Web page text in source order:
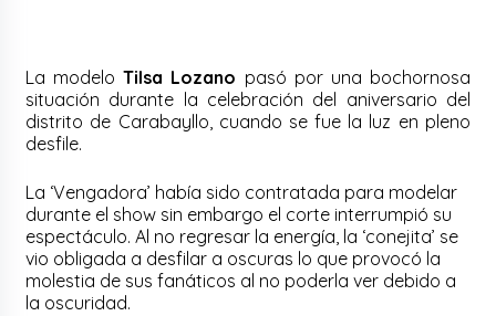
La modeloTilsa Lozano pasó por una bochornosa
situación durante la celebración del aniversario del
distrito de Carabayllo, cuando se fue la luz en pleno
desfile.
La ‘Vengadora’ había sido contratada para modelar
durante el show sin embargo el corte interrumpió su
espectáculo. Al no regresar la energía, la ‘conejita’ se
vio obligada a desfilar a oscuras lo que provocó la
molestia de sus fanáticos al no poderla ver debido a
la oscuridad.